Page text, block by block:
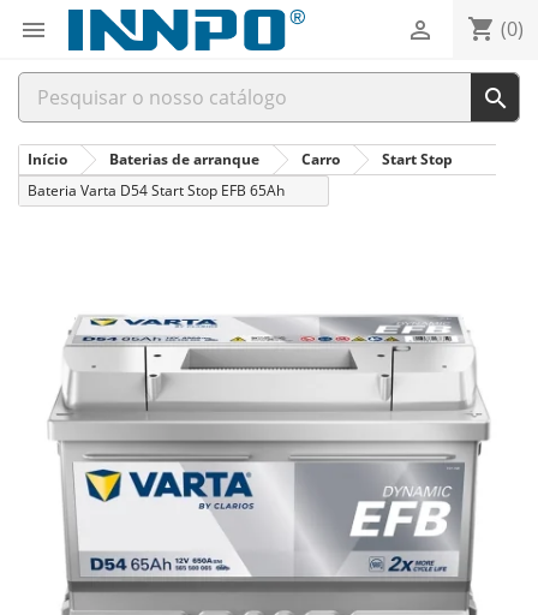
 shopping_cart (0)


Início Baterias de arranque Carro
Start Stop
Bateria Varta D54 Start Stop EFB 65Ah